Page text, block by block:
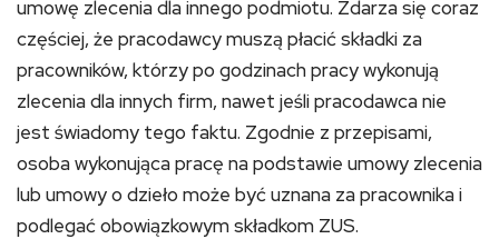
umowę zlecenia dla innego podmiotu. Zdarza się coraz
częściej, że pracodawcy muszą płacić składki za
pracowników, którzy po godzinach pracy wykonują
zlecenia dla innych firm, nawet jeśli pracodawca nie
jest świadomy tego faktu. Zgodnie z przepisami,
osoba wykonująca pracę na podstawie umowy zlecenia
lub umowy o dzieło może być uznana za pracownika i
podlegać obowiązkowym składkom ZUS.